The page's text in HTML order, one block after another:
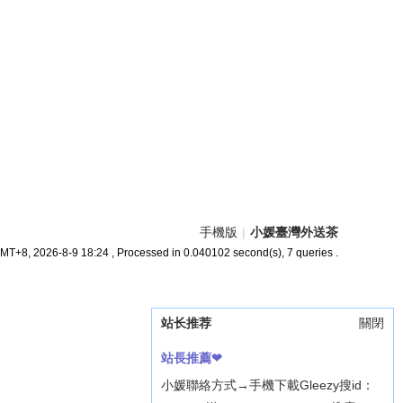
關閉
站长推荐
站長推薦❤
小媛聯絡方式→手機下載Gleezy搜id：
手機版 | 小媛臺灣外送茶
2026-8-9 18:24 , Processed in 0.040102 second(s), 7 queries .